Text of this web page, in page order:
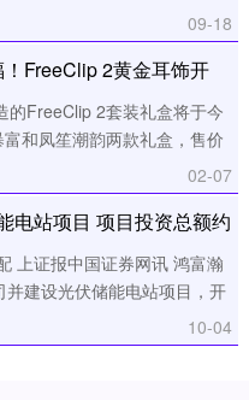
09-18
FreeClip 2黄金耳饰开
的FreeClip 2套装礼盒将于今
和凤笙潮韵两款礼盒，售价
02-07
电站项目 项目投资总额约
上证报中国证券网讯 鸿富瀚
建设光伏储能电站项目，开
10-04